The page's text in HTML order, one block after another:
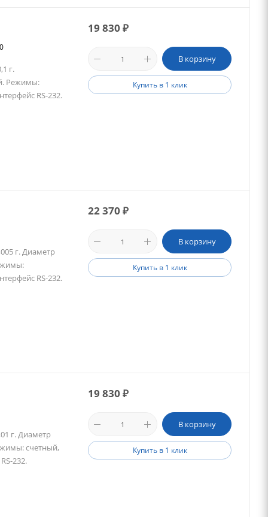
г.
Режимы:
RS-232.
19 830 ₽
В корзину
Купить в 1 клик
г. Диаметр
RS-232.
22 370 ₽
В корзину
Купить в 1 клик
г. Диаметр
счетный,
232.
19 830 ₽
В корзину
Купить в 1 клик